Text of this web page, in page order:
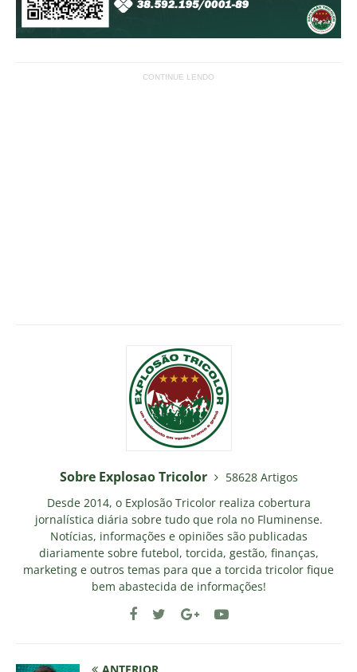
CONTINUE LENDO
Sobre Explosao Tricolor
58628 Artigos
Desde 2014, o Explosão Tricolor realiza cobertura
jornalística diária sobre tudo que rola no Fluminense.
Notícias, informações e opiniões são publicadas
diariamente sobre futebol, torcida, gestão, finanças,
marketing e outros temas para que a torcida tricolor fique
bem abastecida de informações!